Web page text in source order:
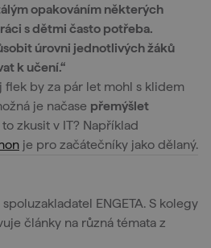
opakováním některých
s dětmi často potřeba.
úrovni jednotlivých žáků
k učení.“
flek by za pár let mohl s klidem
je načase přemýšlet
zkusit v IT? Například
je pro začátečníky jako dělaný.
ENGETA. S kolegy
články na různá témata z